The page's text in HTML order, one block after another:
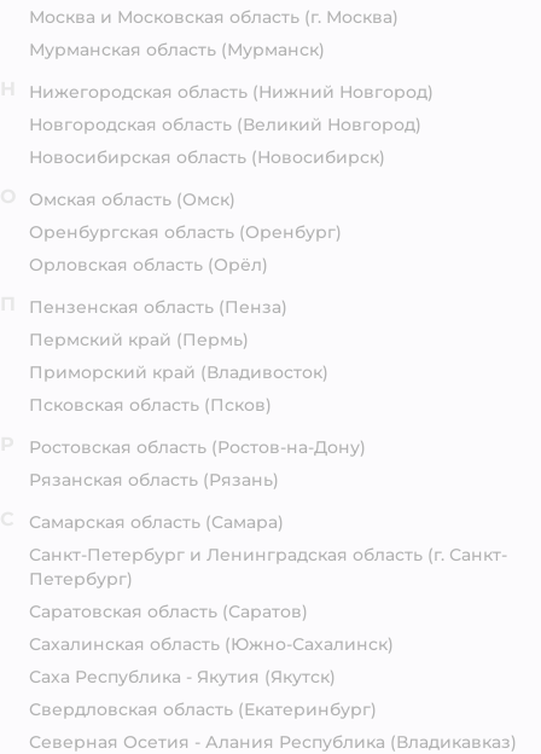
Москва и Московская область (г. Москва)
Мурманская область (Мурманск)
Нижегородская область (Нижний Новгород)
Новгородская область (Великий Новгород)
Новосибирская область (Новосибирск)
Омская область (Омск)
Оренбургская область (Оренбург)
Орловская область (Орёл)
Пензенская область (Пенза)
Пермский край (Пермь)
Приморский край (Владивосток)
Псковская область (Псков)
Ростовская область (Ростов-на-Дону)
Рязанская область (Рязань)
Самарская область (Самара)
Санкт-Петербург и Ленинградская область (г. Санкт-
Петербург)
Саратовская область (Саратов)
Сахалинская область (Южно-Сахалинск)
Саха Республика - Якутия (Якутск)
Свердловская область (Екатеринбург)
Северная Осетия - Алания Республика (Владикавказ)